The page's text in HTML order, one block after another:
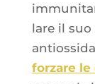
lare il
for­zare le